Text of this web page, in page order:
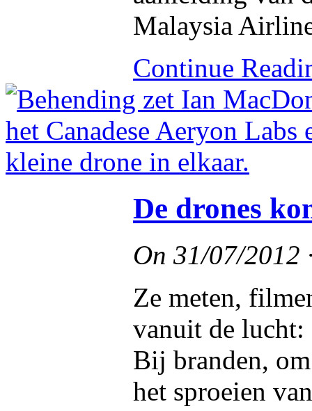
Malaysia
Continue
De drones
On 31/07/2012
Ze meten,
vanuit de lucht:
Bij branden,
het sproeien